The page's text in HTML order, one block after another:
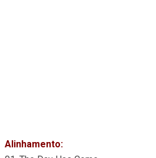
Alinhamento: